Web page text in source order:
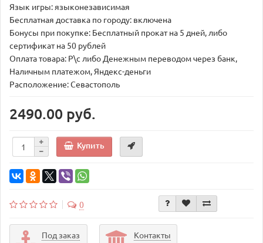
Язык игры: языконезависимая
Бесплатная доставка по городу: включена
Бонусы при покупке: Бесплатный прокат на 5 дней, либо
сертификат на 50 рублей
Оплата товара: Р\с либо Денежным переводом через банк,
Наличным платежом, Яндекс-деньги
Расположение: Севастополь
2490.00 руб.
Купить
0
Под заказ Контакты